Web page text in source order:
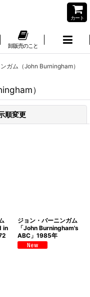
カート
卸販売のこと
ガム（John Burningham）
）
順変更
in
ジョン・バーニンガム
「John Burningham's
ABC」1985年